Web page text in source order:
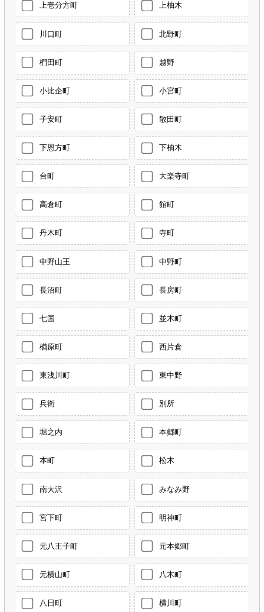
上壱分方町 上柚木
川口町 北野町
椚田町 越野
小比企町 小宮町
子安町 散田町
下恩方町 下柚木
台町 大楽寺町
高倉町 館町
丹木町 寺町
中野山王 中野町
長沼町 長房町
七国 並木町
楢原町 西片倉
東浅川町 東中野
兵衛 別所
堀之内 本郷町
本町 松木
南大沢 みなみ野
宮下町 明神町
元八王子町 元本郷町
元横山町 八木町
八日町 横川町